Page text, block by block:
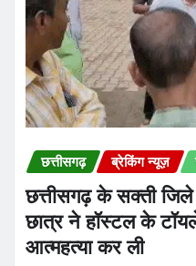
छत्तीसगढ़ ब्रेकिंग न्यूज़
छत्तीसगढ़ के सक्ती
छात्र ने हॉस्टल के
आत्महत्या कर ली